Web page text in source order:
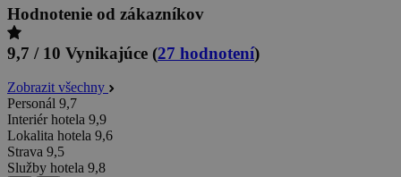
Hodnotenie od zákazníkov
9,7 / 10 Vynikajúce (27 hodnotení)
Zobrazit všechny
Personál 9,7
Interiér hotela 9,9
Lokalita hotela 9,6
Strava 9,5
Služby hotela 9,8